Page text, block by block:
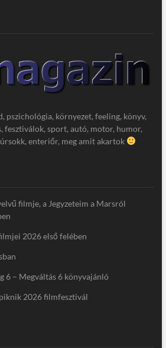
pszichológia, környezet, feeling, könyv,
fesztiválok, sport, autó, motor, humor,
enteriőr, meg amit akartok
filmje, a Jegyzeteim a Marsról
2026 első felében
6 – Megváltás 6 könyvajánló
2026 filmfesztivál